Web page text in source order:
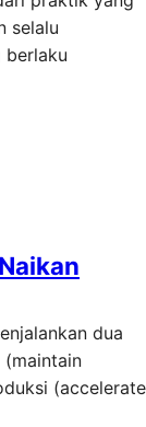
selalu
berlaku
dua
(maintain
(accelerate